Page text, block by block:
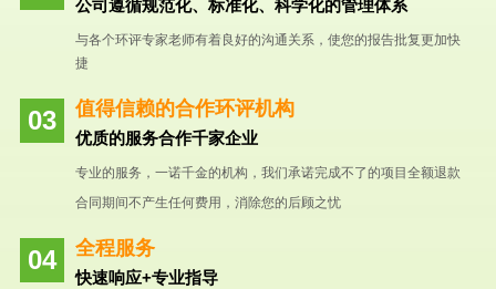
公司遵循规范化、标准化、科学化的管理体系
与各个环评专家老师有着良好的沟通关系，使您的报告批复更加快
捷
值得信赖的合作环评机构
优质的服务合作千家企业
专业的服务，一诺千金的机构，我们承诺完成不了的项目全额退款
合同期间不产生任何费用，消除您的后顾之忧
全程服务
快速响应+专业指导